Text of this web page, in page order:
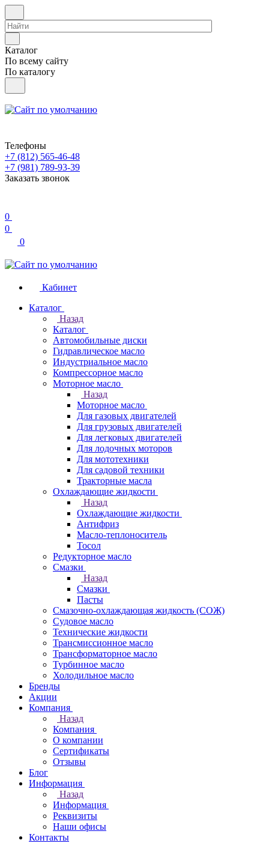
Каталог
По всему сайту
По каталогу
Телефоны
+7 (812) 565-46-48
+7 (981) 789-93-39
Заказать звонок
0
0
0
Кабинет
Каталог
Назад
Каталог
Автомобильные диски
Гидравлическое масло
Индустриальное масло
Компрессорное масло
Моторное масло
Назад
Моторное масло
Для газовых двигателей
Для грузовых двигателей
Для легковых двигателей
Для лодочных моторов
Для мототехники
Для садовой техники
Тракторные масла
Охлаждающие жидкости
Назад
Охлаждающие жидкости
Антифриз
Масло-теплоноситель
Тосол
Редукторное масло
Смазки
Назад
Смазки
Пасты
Смазочно-охлаждающая жидкость (СОЖ)
Судовое масло
Технические жидкости
Трансмиссионное масло
Трансформаторное масло
Турбинное масло
Холодильное масло
Бренды
Акции
Компания
Назад
Компания
О компании
Сертификаты
Отзывы
Блог
Информация
Назад
Информация
Реквизиты
Наши офисы
Контакты